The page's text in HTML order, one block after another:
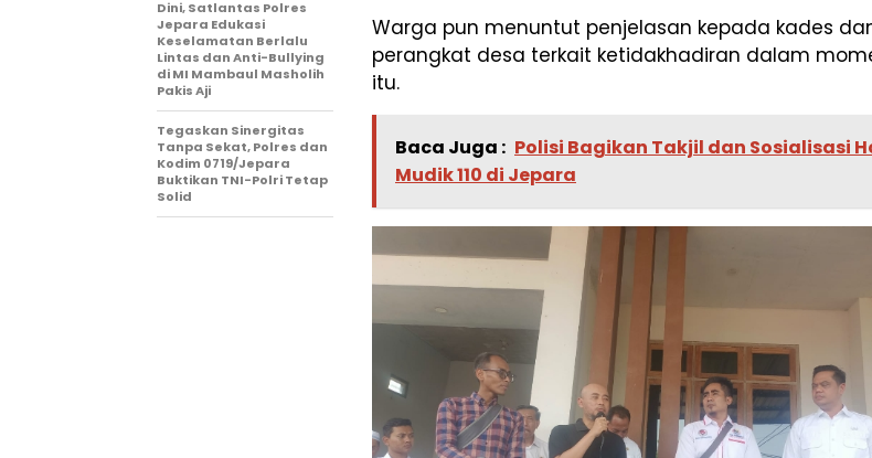
Warga pun menuntut penjelasan kepada kades
perangkat desa terkait ketidakhadiran dalam
itu.
Baca Juga : Polisi Bagikan Takjil dan Sosialisasi
Mudik 110 di Jepara
Dini, Satlantas Polres
Jepara Edukasi
Keselamatan Berlalu
Lintas dan Anti-Bullying
di MI Mambaul Masholih
Pakis Aji
Tegaskan Sinergitas
Tanpa Sekat, Polres dan
Kodim 0719/Jepara
Buktikan TNI-Polri Tetap
Solid